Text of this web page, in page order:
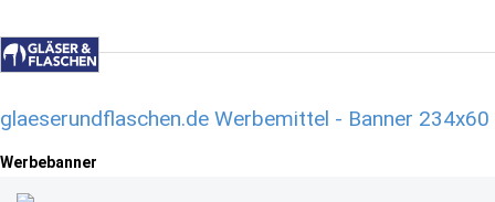
glaeserundflaschen.de Werbemittel - Banner 234x60
Werbebanner